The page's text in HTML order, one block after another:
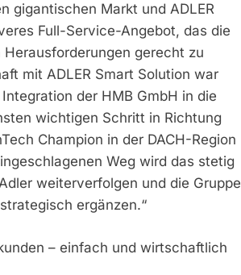
gigantischen Markt und ADLER
Full-Service-Angebot, das die
gerecht zu
mit ADLER Smart Solution war
der HMB GmbH in die
wichtigen Schritt in Richtung
Champion in der DACH-Region
Weg wird das stetig
weiterverfolgen und die Gruppe
ergänzen.“
– einfach und wirtschaftlich